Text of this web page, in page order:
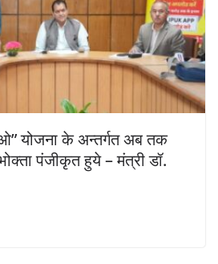
योजना के अन्तर्गत अब तक
पंजीकृत हुये – मंत्री डॉ.